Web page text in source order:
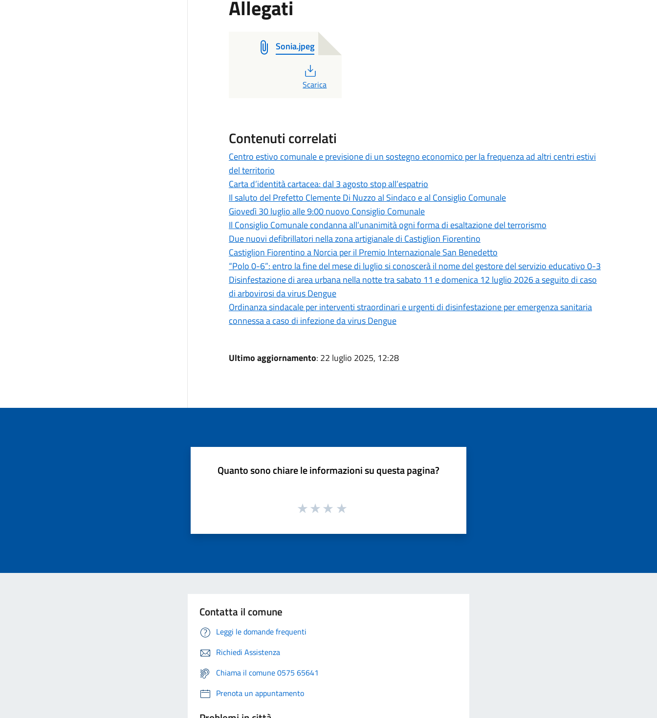
Allegati
Sonia.jpeg
PDF
Scarica
Contenuti correlati
Centro estivo comunale e previsione di un sostegno economico per la frequenza ad altri centri estivi
del territorio
Carta d’identità cartacea: dal 3 agosto stop all’espatrio
Il saluto del Prefetto Clemente Di Nuzzo al Sindaco e al Consiglio Comunale
Giovedì 30 luglio alle 9:00 nuovo Consiglio Comunale
Il Consiglio Comunale condanna all’unanimità ogni forma di esaltazione del terrorismo
Due nuovi defibrillatori nella zona artigianale di Castiglion Fiorentino
Castiglion Fiorentino a Norcia per il Premio Internazionale San Benedetto
“Polo 0-6”: entro la fine del mese di luglio si conoscerà il nome del gestore del servizio educativo 0-3
Disinfestazione di area urbana nella notte tra sabato 11 e domenica 12 luglio 2026 a seguito di caso
di arbovirosi da virus Dengue
Ordinanza sindacale per interventi straordinari e urgenti di disinfestazione per emergenza sanitaria
connessa a caso di infezione da virus Dengue
Ultimo aggiornamento: 22 luglio 2025, 12:28
Quanto sono chiare le informazioni su questa pagina?
Contatta il comune
Leggi le domande frequenti
Richiedi Assistenza
Chiama il comune 0575 65641
Prenota un appuntamento